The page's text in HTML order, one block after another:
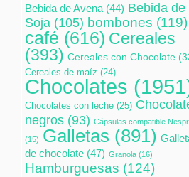
Bebida de Avena(44) Bebida de
Soja (105) bombones (119)
café (616) Cereales
(393) Cereales con Chocolate
Cereales de maíz (24)
Chocolates
Chocolates con leche (25)
negros (93) Cápsulas compatible
(15) Galletas (891)
de chocolate (47) Granola (16)
Hamburguesas (124)